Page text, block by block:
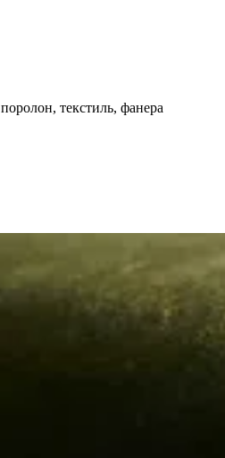
поролон, текстиль, фанера